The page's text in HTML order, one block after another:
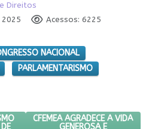
Direitos
2025
Acessos: 6225
NACIONAL
PARLAMENTARISMO
DO CAPITALISMO DE VIGILÂNCIA.
PRÓXIMO ARTIGO: CFEMEA
CFEMEA AGRADECE A VIDA